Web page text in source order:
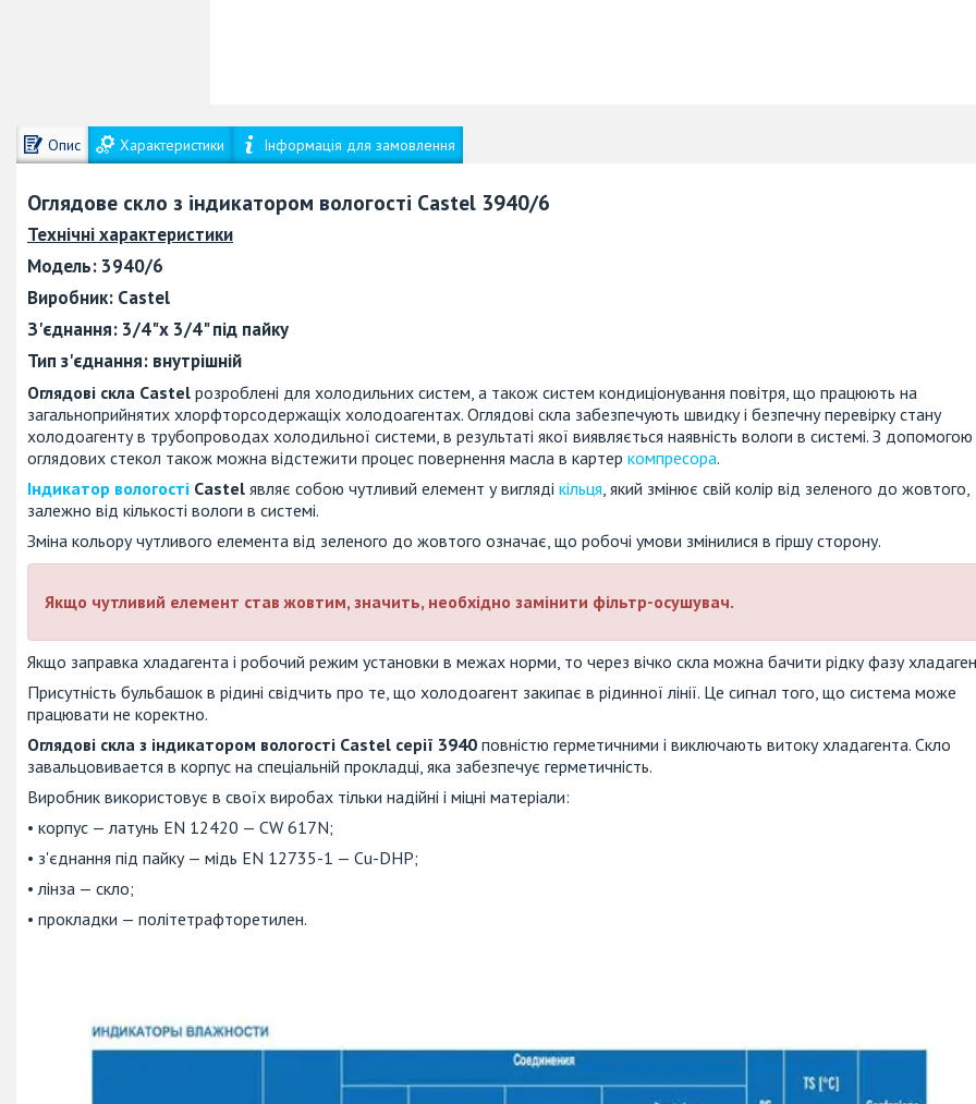
Опис Характеристики Інформація для замовлення
Оглядове скло з індикатором вологості Castel 3940/6
Технічні характеристики
Модель: 3940/6
Виробник: Castel
З'єднання: 3/4"х 3/4" під пайку
Тип з'єднання: внутрішній
Оглядові скла Castel розроблені для холодильних систем, а також систем кондиціонування повітря, що працюють на
загальноприйнятих хлорфторсодержащіх холодоагентах. Оглядові скла забезпечують швидку і безпечну перевірку стану
холодоагенту в трубопроводах холодильної системи, в результаті якої виявляється наявність вологи в системі. З допомогою
оглядових стекол також можна відстежити процес повернення масла в картер компресора.
Індикатор вологості Castel являє собою чутливий елемент у вигляді кільця , який змінює свій колір від зеленого до жовтого,
залежно від кількості вологи в системі.
Зміна кольору чутливого елемента від зеленого до жовтого означає, що робочі умови змінилися в гіршу сторону.
Якщо чутливий елемент ставжовтим, значить, необхідно замінити фільтр-осушувач.
Якщо заправка хладагента і робочий режим установки в межах норми, то через вічко скла можна бачити рідку фазу
Присутність бульбашок в рідині свідчить про те, що холодоагент закипає в рідинної лінії. Це сигнал того, що система може
працювати не коректно.
Оглядові скла з індикатором вологості Castel серії 3940 повністю герметичними і виключають витоку хладагента. Скло
завальцовивается в корпус на спеціальній прокладці, яка забезпечує герметичність.
Виробник використовує в своїх виробах тільки надійні і міцні матеріали:
• корпус — латунь EN 12420 — CW 617N;
• з'єднання під пайку — мідь EN 12735-1 — Cu-DHP;
• лінза — скло;
• прокладки — політетрафторетилен.